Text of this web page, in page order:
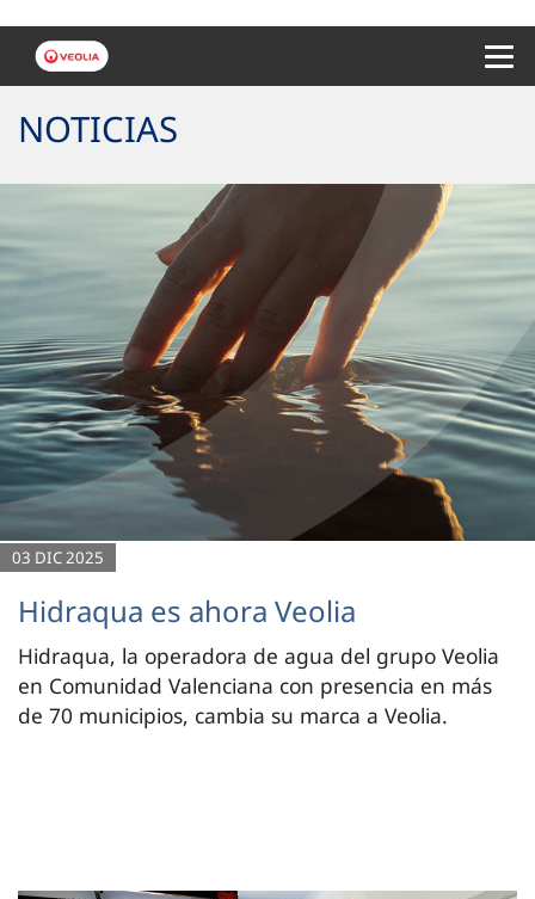
NOTICIAS
03 DIC 2025
Hidraqua es ahora Veolia
Hidraqua, la operadora de agua del grupo Veolia
en Comunidad Valenciana con presencia en más
de 70 municipios, cambia su marca a Veolia.